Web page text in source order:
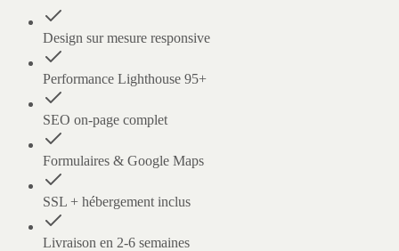
Design sur mesure responsive
Performance Lighthouse 95+
SEO on-page complet
Formulaires & Google Maps
SSL + hébergement inclus
Livraison en 2-6 semaines